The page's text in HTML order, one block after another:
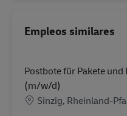
Empleos similares
Postbote für Pakete
(m/w/d)
Ubicación
Sinzig, Rheinland-